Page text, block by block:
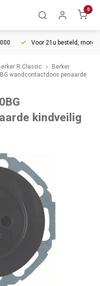
0
Voor 21u besteld, morgen
R.Classic
Berker
wandcontactdoos penaarde
kindveilig